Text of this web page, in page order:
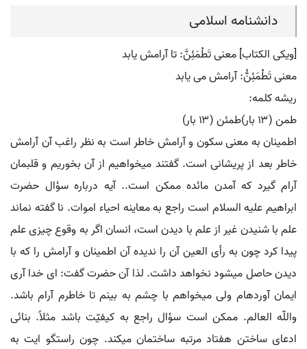
دانشنامه اسلامی
[ویکی الکتاب] معنی تَطْمَئِنَّ: تا آرامش یابد
معنی تَطْمَئِنُّ: آرامش می یابد
ریشه کلمه:
طمن (۱۳ بار)طمئن (۱۳ بار)
اطمینان به معنی سکون و آرامش خاطر است به نظر راغب آن آرامش
خاطر بعد از پریشانی است. گفتند می‏خواهیم از آن بخوریم و قلبمان
آرام گیرد که آمدن مائده ممکن است.. آیه درباره سؤال حضرت
ابراهیم علیه السلام است راجع به معاینه احیاء اموات. نا گفته نماند
علم با شنیدن غیر از علم با دیدن است، انسان اگر به وقوع چیزی علم
پیدا کرد چون به رأی العین آن را ندیده آن اطمینان و آرامش را که با
دیدن حاصل می‏شود نخواهد داشت. لذا آن حضرت گفت: ای خدا آری
ایمان آورده‏ام ولی می‏خواهم با چشم به بینم تا خاطرم آرام باشد.
واللّه العالم. ممکن است سؤال راجع به کیفیّت باشد مثلاً. بنائی
ادعای ساختن هفتاد مرتبه ساختمان می‏کند. چون راستگو ایت به